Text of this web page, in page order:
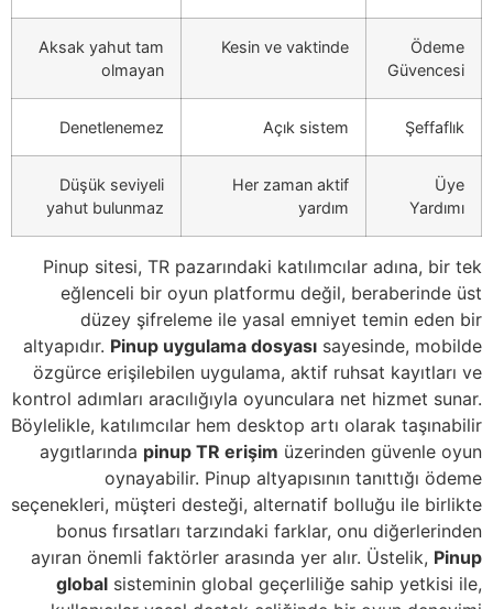
Ödeme
Güvencesi
Kesin ve vaktinde
Aksak yahut tam
olmayan
Şeffaflık
Açık sistem
Denetlenemez
Üye
Yardımı
Her zaman aktif
yardım
Düşük seviyeli
yahut bulunmaz
Pinup sitesi, TR pazarındaki katılımcılar adına, bir tek
eğlenceli bir oyun platformu değil, beraberinde üst
düzey şifreleme ile yasal emniyet temin eden bir
altyapıdır. Pinup uygulama dosyası sayesinde, mobilde
özgürce erişilebilen uygulama, aktif ruhsat kayıtları ve
kontrol adımları aracılığıyla oyunculara net hizmet sunar.
Böylelikle, katılımcılar hem desktop artı olarak taşınabilir
aygıtlarında pinup TR erişim üzerinden güvenle oyun
oynayabilir. Pinup altyapısının tanıttığı ödeme
seçenekleri, müşteri desteği, alternatif bolluğu ile birlikte
bonus fırsatları tarzındaki farklar, onu diğerlerinden
ayıran önemli faktörler arasında yer alır. Üstelik, Pinup
global sisteminin global geçerliliğe sahip yetkisi ile,